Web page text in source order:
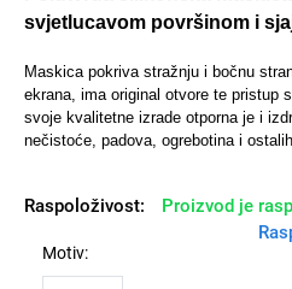
svjetlucavom površinom i
Maskica pokriva stražnju i bočnu
ekrana, ima original otvore te pristup
svoje kvalitetne izrade otporna je i
nečistoće, padova, ogrebotina i
Raspoloživost:
Proizvod je
Motiv:
Sleng
Univerzalne futrole i